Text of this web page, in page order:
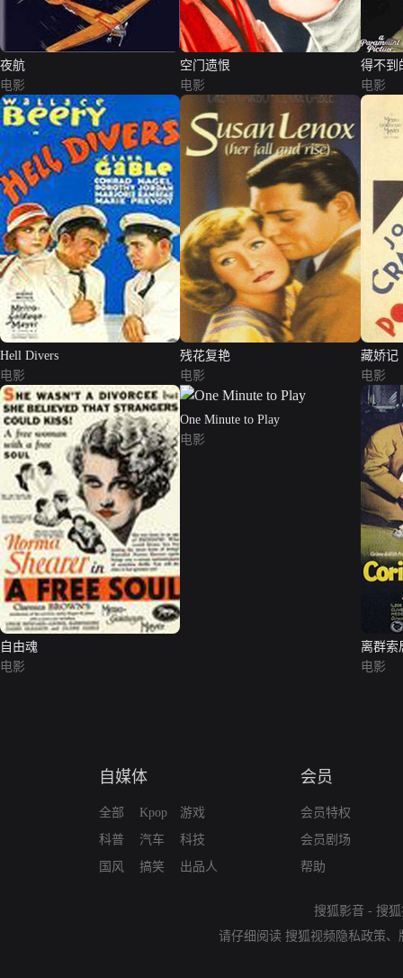
夜航
电影
空门遗恨
电影
得不到
电影
Hell Divers
电影
残花复艳
电影
藏娇记
电影
自由魂
电影
One Minute to Play
电影
离群索
电影
自媒体
全部
科普
国风
Kpop
汽车
搞笑
游戏
科技
出品人
会员
会员特权
会员剧场
帮助
搜狐影音 - 搜
请仔细阅读 搜狐视频隐私政策、